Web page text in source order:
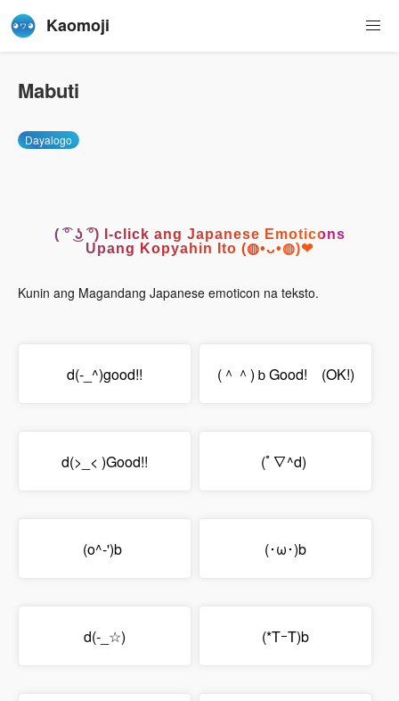
Kaomoji
Mabuti
Dayalogo
( ͡° ͜ʖ ͡°) I-click ang Japanese Emoticons
Upang Kopyahin Ito (◍•ᴗ•◍)❤
Kunin ang Magandang Japanese emoticon na teksto.
d(-_^)good!! (＾＾)ｂGood! (OK!)
d(>_< )Good!! (ﾟ∇^d)
(o^-')b (･ω･)b
d(-_☆) (*TｰT)b